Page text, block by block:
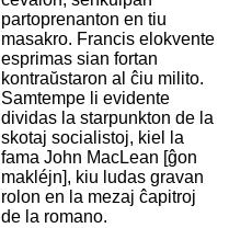
partoprenanton en tiu
masakro. Francis elokvente
esprimas sian fortan
kontraŭstaron al ĉiu milito.
Samtempe li evidente
dividas la starpunkton de la
skotaj socialistoj, kiel la
fama John MacLean [ĝon
makléjn], kiu ludas gravan
rolon en la mezaj ĉapitroj
de la romano.